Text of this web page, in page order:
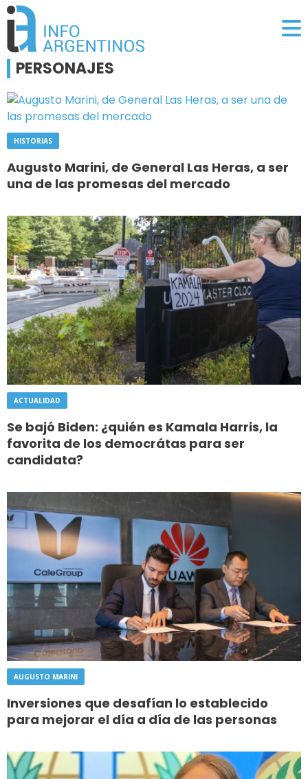
PERSONAJES
HISTORIAS
Augusto Marini, de General Las Heras, a ser
una de las promesas del mercado
ACTUALIDAD
Se bajó Biden: ¿quién es Kamala Harris, la
favorita de los democrátas para ser
candidata?
AUGUSTO MARINI
Inversiones que desafían lo establecido
para mejorar el día a día de las personas